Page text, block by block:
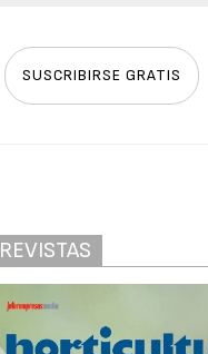
SUSCRIBIRSE GRATIS
REVISTAS